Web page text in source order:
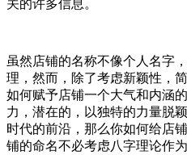
关的许多信息。
虽然店铺的名称不像个人名字
理，然而，除了考虑新颖性，
如何赋予店铺一个大气和内涵
力，潜在的，以独特的力量脱
时代的前沿，那么你如何给店
铺的命名不必考虑八字理论作